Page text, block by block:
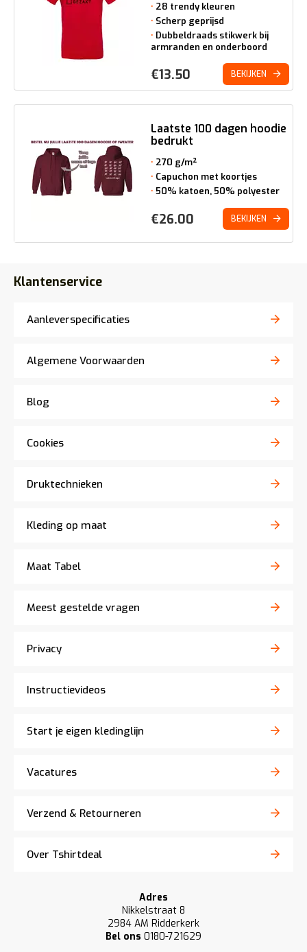
28 trendy kleuren
Scherp geprijsd
Dubbeldraads stikwerk bij
armranden en onderboord
€13.50 BEKIJKEN
Laatste 100 dagen hoodie
bedrukt
270 g/m²
Capuchon met koortjes
50% katoen, 50% polyester
€26.00 BEKIJKEN
Klantenservice
Aanleverspecificaties
Algemene Voorwaarden
Blog
Cookies
Druktechnieken
Kleding op maat
Maat Tabel
Meest gestelde vragen
Privacy
Instructievideos
Start je eigen kledinglijn
Vacatures
Verzend & Retourneren
Over Tshirtdeal
Adres
Nikkelstraat 8
2984 AM Ridderkerk
Bel ons 0180-721629